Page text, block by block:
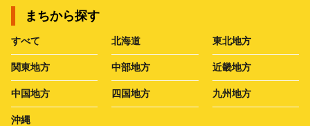
まちから探す
すべて 北海道 東北地方
関東地方 中部地方 近畿地方
中国地方 四国地方 九州地方
沖縄